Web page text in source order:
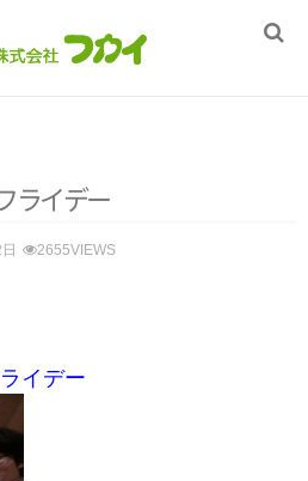
ライデー
2655VIEWS
イデー